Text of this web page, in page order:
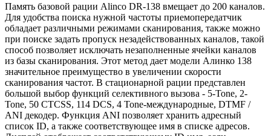
Память базовой рации Alinco DR-138 вмещает до 200 каналов.
Для удобства поиска нужной частоты приемопередатчик
обладает различными режимами сканирования, также можно
при поиске задать пропуск незадействованных каналов, такой
способ позволяет исключать незаполненные ячейки каналов
из базы сканирования. Этот метод дает модели Алинко 138
значительное преимущество в увеличении скорости
сканирования частот. В стационарной рации представлен
большой выбор функций селективного вызова - 5-Tone, 2-
Tone, 50 CTCSS, 114 DCS, 4 Tone-международные, DTMF /
ANI декодер. Функция ANI позволяет хранить адресный
список ID, а также соответствующее имя в списке адресов.